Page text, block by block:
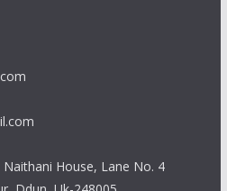
Naithani House, Lane No. 4